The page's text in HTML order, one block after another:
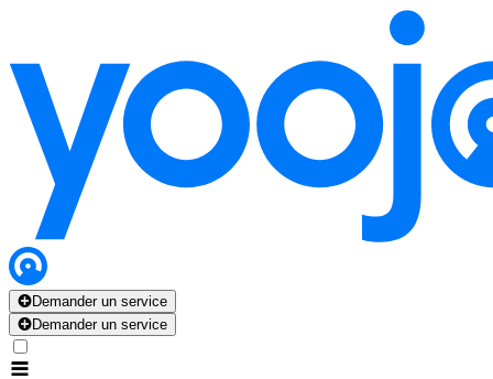
Demander un service
Demander un service